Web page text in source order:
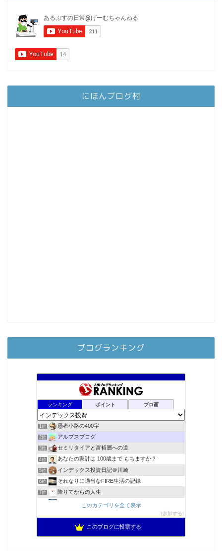
にほんブログ村
ブログランキング
ランキング ポイント ブロ画
1位 愚者小路の400字
2位 アルプスブログ
3位 セミリタイアと富裕層への道
4位 あなたの家計は 100歳まで もちますか？
5位 インデックス投資日記＠川崎
6位 それなりに適当なFIRE生活の記録
7位 降りてからの人生
2023年(46歳)FIRE！！！＠20XX年FIRE！！！
スパコンSEが効率的投資で一家セミリタイアするブログ
11位 MBAのインデックス投資日記
このカテゴリを全て表示
参加する
このブログに投票する